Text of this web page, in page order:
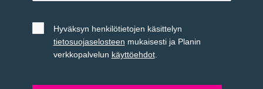
Untitled
Hyväksyn henkilötietojen käsittelyn
tietosuojaselosteen mukaisesti ja Planin
verkkopalvelun käyttöehdot.